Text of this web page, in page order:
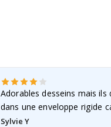
Adorables desseins mais
dans une enveloppe rigide
Sylvie Y